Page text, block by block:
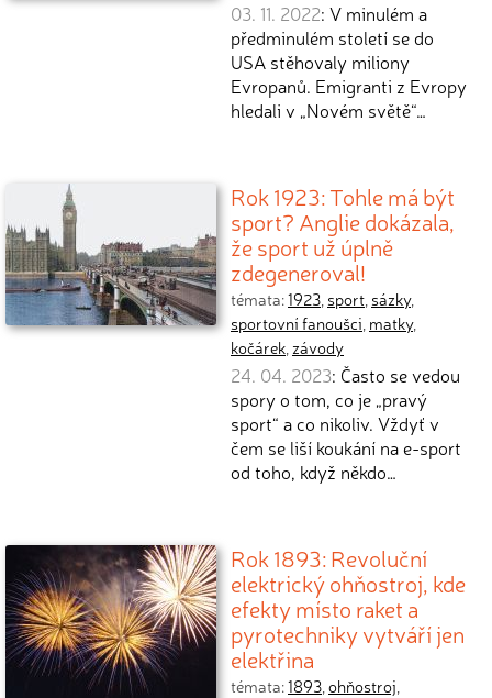
03. 11. 2022: V minulém a
předminulém století se do
USA stěhovaly miliony
Evropanů. Emigranti z Evropy
hledali v „Novém světě“…
Rok 1923: Tohle má být
sport? Anglie dokázala,
že sport už úplně
zdegeneroval!
témata:1923, sport, sázky,
sportovní fanoušci, matky,
kočárek, závody
24. 04. 2023: Často se vedou
spory o tom, co je „pravý
sport“ a co nikoliv. Vždyť v
čem se liší koukání na e-sport
od toho, když někdo…
Rok 1893: Revoluční
elektrický ohňostroj, kde
efekty místo raket a
pyrotechniky vytváří jen
elektřina
témata:1893,ohňostroj,